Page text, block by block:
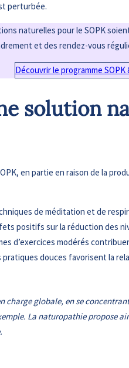
perturbée.
naturelles pour le SOPK
et des rendez-vous
Découvrir le programme
solution
en partie en raison de la
de méditation et de
positifs sur la réduction des
d’exercices modérés
douces favorisent la
globale, en se
La naturopathie propose